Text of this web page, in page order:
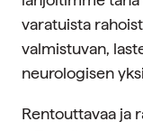
varatuista
valmistuvan,
neurologisen
Rentouttavaa ja